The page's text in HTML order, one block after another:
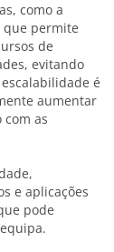
como a
que permite
de
evitando
é
aumentar
as
e aplicações
pode